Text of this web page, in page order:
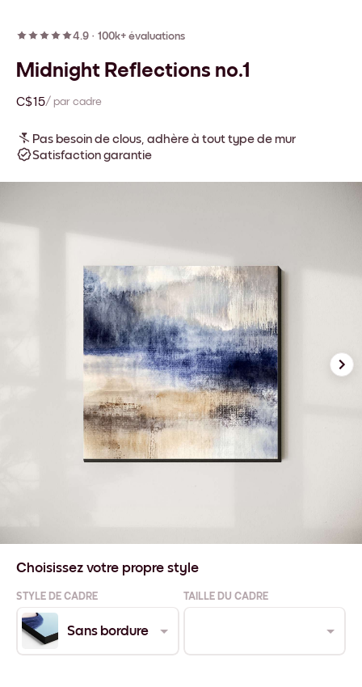
4.9 · 100k+ évaluations
Midnight Reflections no.1
C$15/ par cadre
Pas besoin de clous, adhère à tout type de mur
Satisfaction garantie
Choisissez votre propre style
STYLE DE CADRE TAILLE DU CADRE
Sans bordure